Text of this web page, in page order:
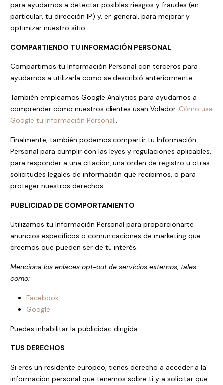
para ayudarnos a detectar posibles riesgos y fraudes (en
particular, tu dirección IP) y, en general, para mejorar y
optimizar nuestro sitio.
COMPARTIENDO TU INFORMACIÓN PERSONAL
Compartimos tu Información Personal con terceros para
ayudarnos a utilizarla como se describió anteriormente.
También empleamos Google Analytics para ayudarnos a
comprender cómo nuestros clientes usan Volador. Cómo usa
Google tu Información Personal..
Finalmente, también podemos compartir tu Información
Personal para cumplir con las leyes y regulaciones aplicables,
para responder a una citación, una orden de registro u otras
solicitudes legales de información que recibimos, o para
proteger nuestros derechos.
PUBLICIDAD DE COMPORTAMIENTO
Utilizamos tu Información Personal para proporcionarte
anuncios específicos o comunicaciones de marketing que
creemos que pueden ser de tu interés.
Menciona los enlaces opt-out de servicios externos, tales
como:
Facebook
Google
Puedes inhabilitar la publicidad dirigida...
TUS DERECHOS
Si eres un residente europeo, tienes derecho a acceder a la
información personal que tenemos sobre ti y a solicitar que